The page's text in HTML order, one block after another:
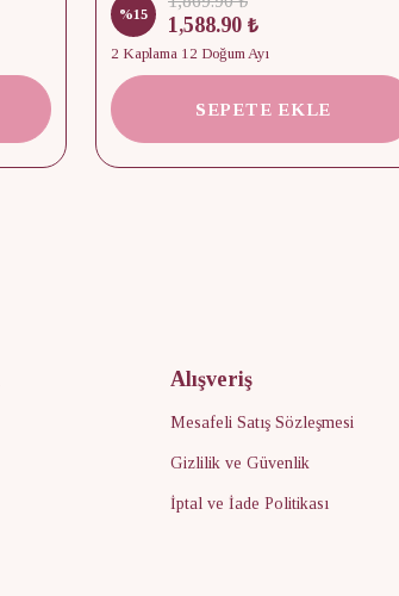
%15 1,588.90 ₺
2 Kaplama 12 Doğum Ayı
SEPETE EKLE
Alışveriş
Mesafeli Satış Sözleşmesi
Gizlilik ve Güvenlik
İptal ve İade Politikası